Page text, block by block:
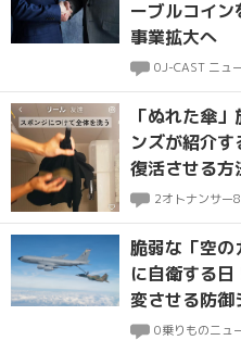
ーブルコイン
事業拡大へ
0J-CAST ニュ
「ぬれた傘
ンズが紹介
復活させる方
2オトナンサー
脆弱な「空の
に自衛する
変させる防御
0乗りものニュ